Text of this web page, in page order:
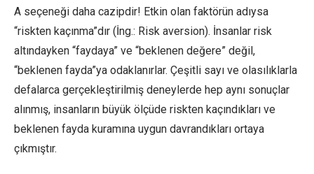
A seçeneği daha cazipdir! Etkin olan faktörün adıysa
“riskten kaçınma”dır (İng.: Risk aversion). İnsanlar risk
altındayken “faydaya” ve “beklenen değere” değil,
“beklenen fayda”ya odaklanırlar. Çeşitli sayı ve olasılıklarla
defalarca gerçekleştirilmiş deneylerde hep aynı sonuçlar
alınmış, insanların büyük ölçüde riskten kaçındıkları ve
beklenen fayda kuramına uygun davrandıkları ortaya
çıkmıştır.